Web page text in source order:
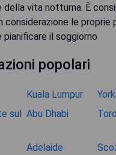
della vita notturna. È
considerazione le proprie
pianificare il soggiorno
popolari
Kuala Lumpur
York
sul Abu Dhabi
Adelaide